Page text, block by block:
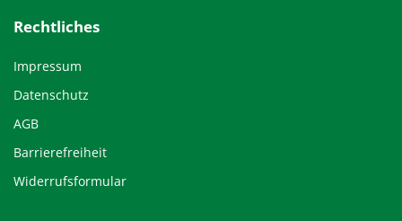
Rechtliches
Impressum
Datenschutz
AGB
Barrierefreiheit
Widerrufsformular